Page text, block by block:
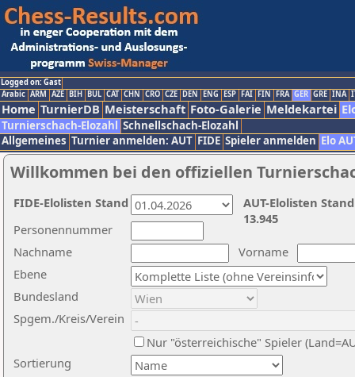
Logged on: Gast
Arabic ARM AZE BIH BUL CAT CHN CRO CZE DEN ENG ESP FAI FIN FRA GER GRE INA
Home TurnierDB Meisterschaft Foto-Galerie Meldekartei
Turnierschach-Elozahl Schnellschach-Elozahl
Allgemeines Turnier anmelden: AUT FIDE Spieler anmelden Elo
Willkommen bei den offiziellen
Nachname
Vorname
Ebene
Sortierung
Personennummer
Bundesland
Spgem./Kreis/Verein
Nur "österreichische" Spieler
AUT-Elolisten
13.945
FIDE-Elolisten Stand